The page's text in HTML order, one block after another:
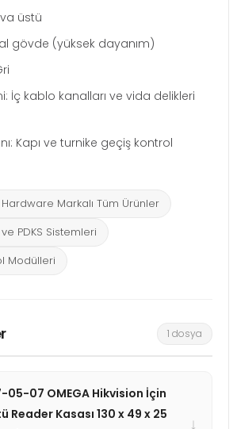
üstü
gövde (yüksek dayanım)
İç kablo kanalları ve vida delikleri
Kapı ve turnike geçiş kontrol
Markalı Tüm Ürünler
PDKS Sistemleri
Modülleri
1 dosya
05-07 OMEGA Hikvision İçin
Reader Kasası 130 x 49 x 25
↓